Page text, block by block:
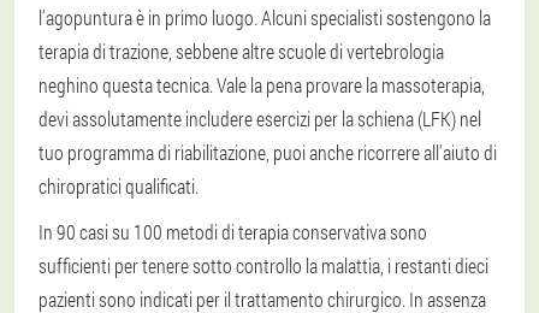
l'agopuntura è in primo luogo. Alcuni specialisti sostengono la
terapia di trazione, sebbene altre scuole di vertebrologia
neghino questa tecnica. Vale la pena provare la massoterapia,
devi assolutamente includere esercizi per la schiena (LFK) nel
tuo programma di riabilitazione, puoi anche ricorrere all'aiuto di
chiropratici qualificati.
In 90 casi su 100 metodi di terapia conservativa sono
sufficienti per tenere sotto controllo la malattia, i restanti dieci
pazienti sono indicati per il trattamento chirurgico. In assenza